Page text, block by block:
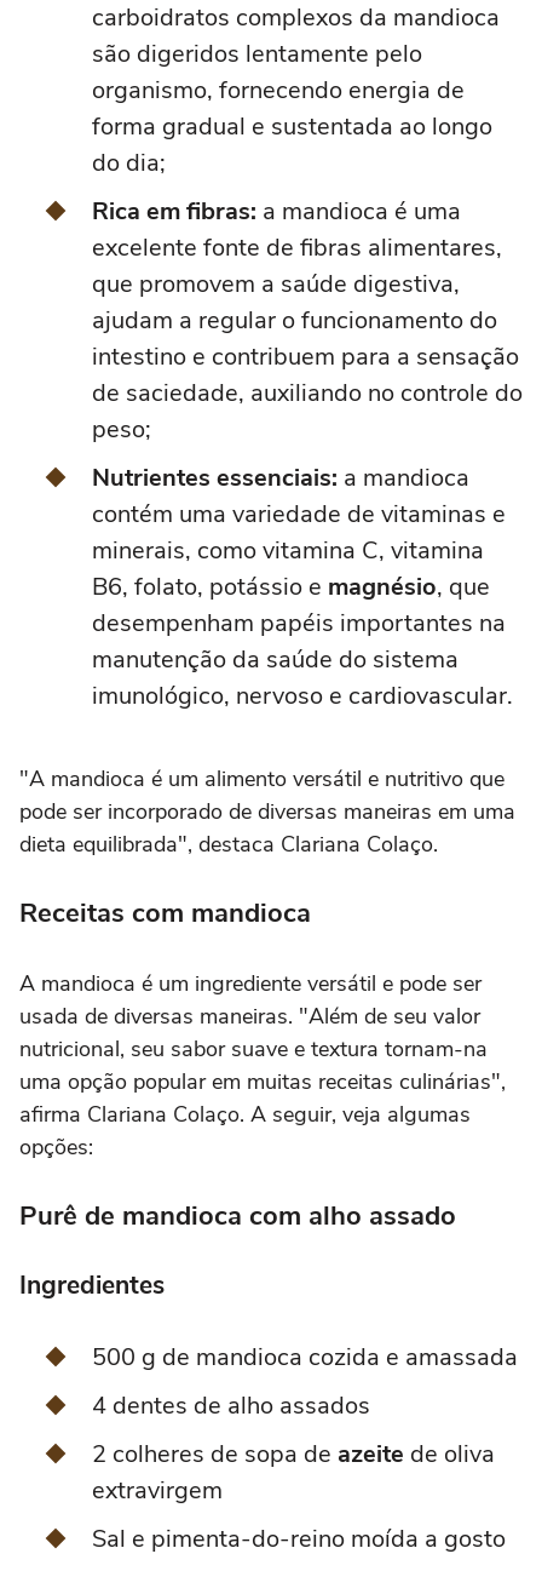
carboidratos complexos da mandioca
são digeridos lentamente pelo
organismo, fornecendo energia de
forma gradual e sustentada ao longo
do dia;
Rica em fibras: a mandioca é uma
excelente fonte de fibras alimentares,
que promovem a saúde digestiva,
ajudam a regular o funcionamento do
intestino e contribuem para a sensação
de saciedade, auxiliando no controle do
peso;
Nutrientes essenciais: a mandioca
contém uma variedade de vitaminas e
minerais, como vitamina C, vitamina
B6, folato, potássio e magnésio, que
desempenham papéis importantes na
manutenção da saúde do sistema
imunológico, nervoso e cardiovascular.
"A mandioca é um alimento versátil e nutritivo que
pode ser incorporado de diversas maneiras em uma
dieta equilibrada", destaca Clariana Colaço.
Receitas com mandioca
A mandioca é um ingrediente versátil e pode ser
usada de diversas maneiras. "Além de seu valor
nutricional, seu sabor suave e textura tornam-na
uma opção popular em muitas receitas culinárias",
afirma Clariana Colaço. A seguir, veja algumas
opções:
Purê de mandioca com alho assado
Ingredientes
500 g de mandioca cozida e amassada
4 dentes de alho assados
2 colheres de sopa de azeite de oliva
extravirgem
Sal e pimenta-do-reino moída a gosto